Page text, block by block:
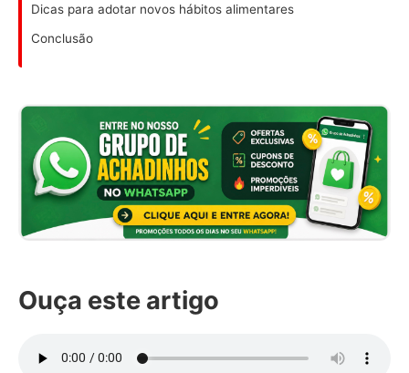
Dicas para adotar novos hábitos alimentares
Conclusão
Ouça este artigo